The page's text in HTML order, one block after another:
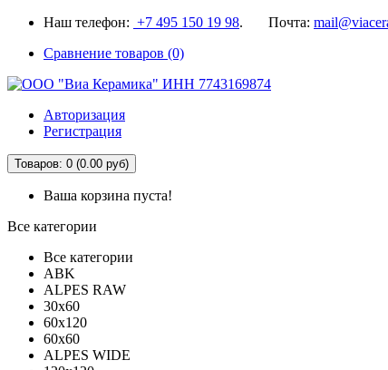
Наш телефон: +7 495 150 19 98. Почта:
Сравнение товаров (0)
Авторизация
Регистрация
Товаров: 0 (0.00 руб)
Ваша корзина пуста!
Все категории
Все категории
ABK
ALPES RAW
30x60
60x120
60x60
ALPES WIDE